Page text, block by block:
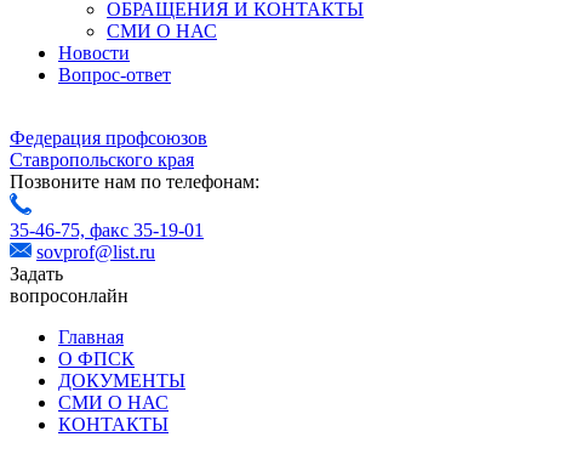
ОБРАЩЕНИЯ И КОНТАКТЫ
СМИ О НАС
Новости
Вопрос-ответ
Федерация профсоюзов
Ставропольского края
Позвоните нам по телефонам:
35-46-75, факс 35-19-01
sovprof@list.ru
Задать
вопросонлайн
Главная
О ФПСК
ДОКУМЕНТЫ
СМИ О НАС
КОНТАКТЫ